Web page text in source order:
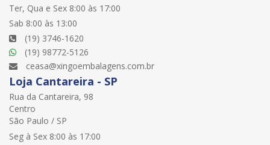
Ter, Qua e Sex 8:00 às 17:00
Sab 8:00 às 13:00
(19) 3746-1620
(19) 98772-5126
ceasa@xingoembalagens.com.br
Loja Cantareira - SP
Rua da Cantareira, 98
Centro
São Paulo / SP
Seg à Sex 8:00 às 17:00